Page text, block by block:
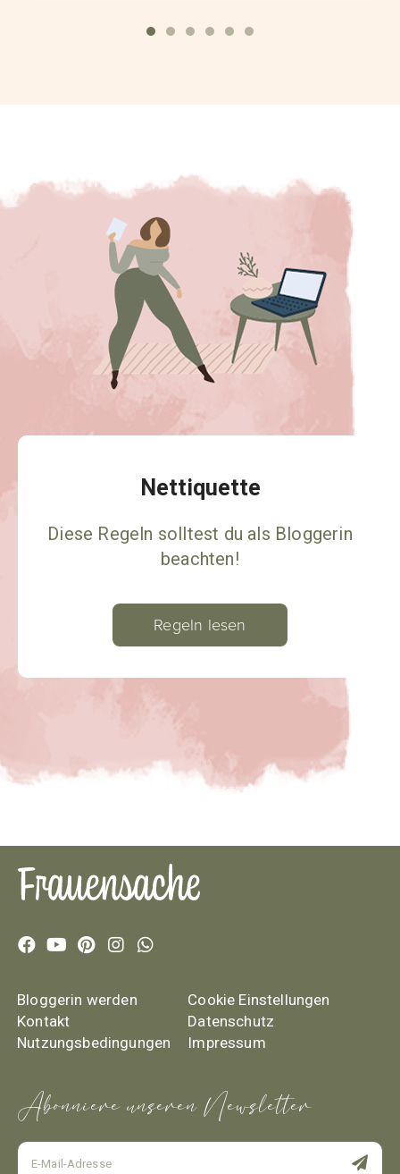
Nettiquette
Diese Regeln solltest du als Bloggerin
beachten!
Regeln lesen
Bloggerin werden
Kontakt
Nutzungsbedingungen
Cookie Einstellungen
Datenschutz
Impressum
Abonniere unseren Newsletter